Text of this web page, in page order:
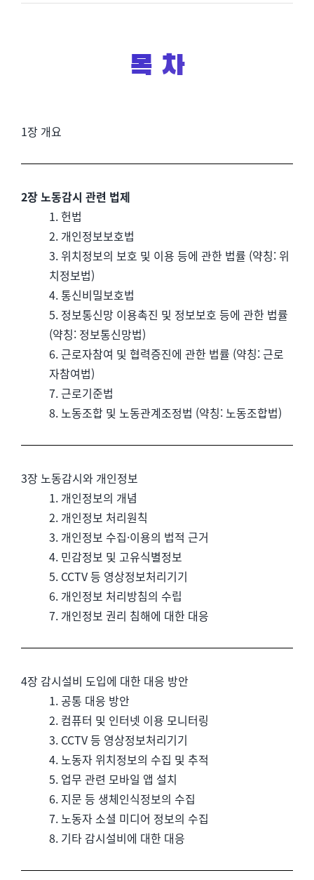
목 차
1장 개요
2장 노동감시 관련 법제
1. 헌법
2. 개인정보보호법
3. 위치정보의 보호 및 이용 등에 관한 법률 (약칭: 위
치정보법)
4. 통신비밀보호법
5. 정보통신망 이용촉진 및 정보보호 등에 관한 법률
(약칭: 정보통신망법)
6. 근로자참여 및 협력증진에 관한 법률 (약칭: 근로
자참여법)
7. 근로기준법
8. 노동조합 및 노동관계조정법 (약칭: 노동조합법)
3장 노동감시와 개인정보
1. 개인정보의 개념
2. 개인정보 처리원칙
3. 개인정보 수집·이용의 법적 근거
4. 민감정보 및 고유식별정보
5. CCTV 등 영상정보처리기기
6. 개인정보 처리방침의 수립
7. 개인정보 권리 침해에 대한 대응
4장 감시설비 도입에 대한 대응 방안
1. 공통 대응 방안
2. 컴퓨터 및 인터넷 이용 모니터링
3. CCTV 등 영상정보처리기기
4. 노동자 위치정보의 수집 및 추적
5. 업무 관련 모바일 앱 설치
6. 지문 등 생체인식정보의 수집
7. 노동자 소셜 미디어 정보의 수집
8. 기타 감시설비에 대한 대응